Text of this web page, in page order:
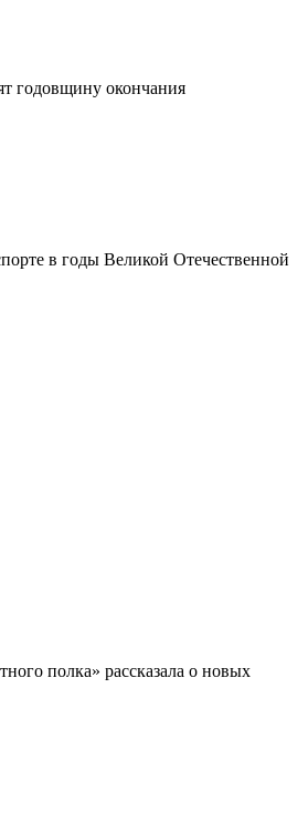
годовщину окончания
в годы Великой Отечественной
полка» рассказала о новых